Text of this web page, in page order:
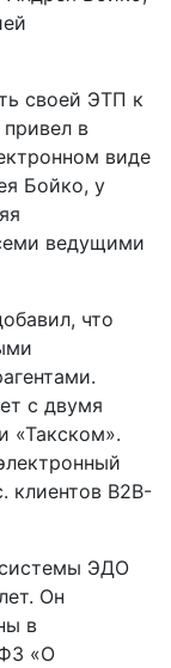
своей ЭТП к
в
виде
Бойко, у
ведущими
что
с двумя
«Такском».
клиентов B2B-
ЭДО
Он
в
«О